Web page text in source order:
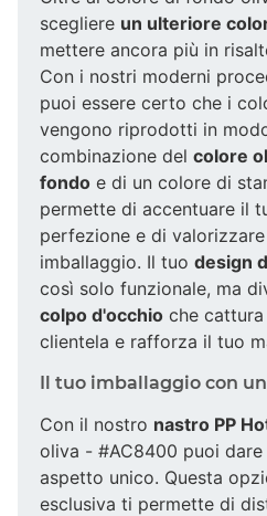
scegliere un ulteriore
mettere ancora più in
Con i nostri moderni
puoi essere certo che i
vengono riprodotti in
combinazione del colore
fondo e di un colore di
permette di accentuare il
perfezione e di
imballaggio. Il tuo design
così solo funzionale, ma
colpo d'occhio che
clientela e rafforza il tuo
Il tuo imballaggio con
Con il nostro nastro PP
oliva - #AC8400 puoi
aspetto unico. Questa
esclusiva ti permette di